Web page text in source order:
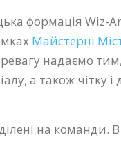
формація Wiz-
Майстерні
надаємо
а також чітку
на команди.